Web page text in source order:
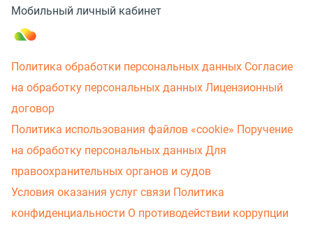
Мобильный личный кабинет
Политика обработки персональных данных Согласие
на обработку персональных данных Лицензионный
договор
Политика использования файлов «cookie» Поручение
на обработку персональных данных Для
правоохранительных органов и судов
Условия оказания услуг связи Политика
конфиденциальности О противодействии коррупции